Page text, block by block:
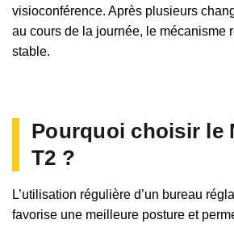
visioconférence. Après plusieurs
au cours de la journée, le mécanisme
stable.
Pourquoi choisir le
T2 ?
L’utilisation régulière d’un bureau
favorise une meilleure posture et